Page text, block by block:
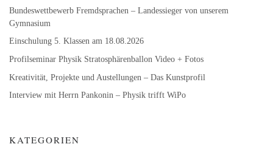
Bundeswett­bewerb Fremdsprachen – Landessieger von unserem
Gymnasium
Einschulung 5. Klassen am 18.08.2026
Profilseminar Physik Stratosphären­ballon Video + Fotos
Kreativität, Projekte und Austellungen – Das Kunstprofil
Interview mit Herrn Pankonin – Physik trifft WiPo
KATEGORIEN